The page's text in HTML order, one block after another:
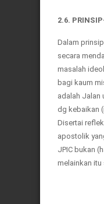
2.6.
Dalam
secara
masalah
bagi kaum
adalah Jalan
dg kebaikan
Disertai
apostolik
JPIC bukan
melainkan itu